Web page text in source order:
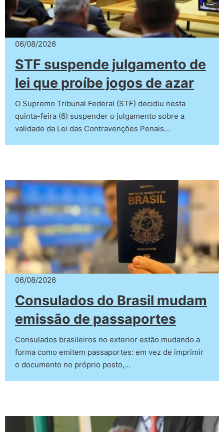
06/08/2026
STF suspende julgamento de
lei que proíbe jogos de azar
O Supremo Tribunal Federal (STF) decidiu nesta
quinta-feira (6) suspender o julgamento sobre a
validade da Lei das Contravenções Penais…
06/08/2026
Consulados do Brasil mudam
emissão de passaportes
Consulados brasileiros no exterior estão mudando a
forma como emitem passaportes: em vez de imprimir
o documento no próprio posto,…